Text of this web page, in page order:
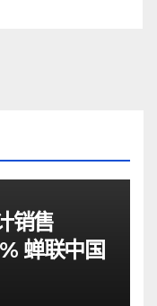
销售
蝉联中国